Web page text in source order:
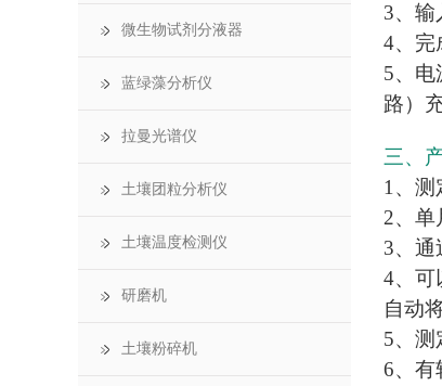
3、输
4、完
5、电
路）
三、
1、测
2、单
3、通
4、可
自动
5、测
6、有
微生物试剂分液器
蓝绿藻分析仪
拉曼光谱仪
土壤团粒分析仪
土壤温度检测仪
研磨机
土壤粉碎机